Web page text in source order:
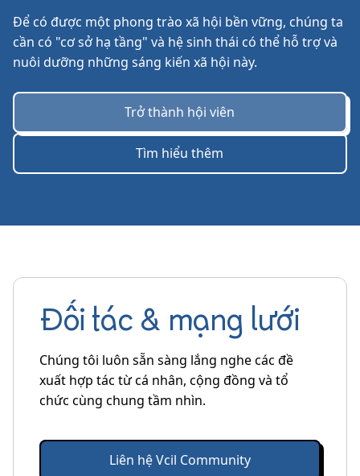
Để có được một phong trào xã hội bền vững, chúng ta
cần có "cơ sở hạ tầng" và hệ sinh thái có thể hỗ trợ và
nuôi dưỡng những sáng kiến xã hội này.
Trở thành hội viên
Tìm hiểu thêm
Đối tác & mạng lưới
Chúng tôi luôn sẵn sàng lắng nghe các đề
xuất hợp tác từ cá nhân, cộng đồng và tổ
chức cùng chung tầm nhìn.
Liên hệ Vcil Community